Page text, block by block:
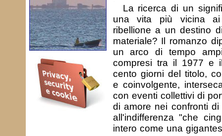
La ricerca di un
una vita più vicina
ribellione a un destino
materiale? Il romanzo
un arco di tempo
compresi tra il 1977 e
cento giorni del titolo,
e coinvolgente,
con eventi collettivi di
di amore nei confronti
all'indifferenza "che
intero come una